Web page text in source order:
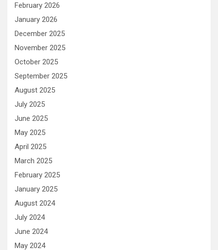
February 2026
January 2026
December 2025
November 2025
October 2025
September 2025
August 2025
July 2025
June 2025
May 2025
April 2025
March 2025
February 2025
January 2025
August 2024
July 2024
June 2024
May 2024